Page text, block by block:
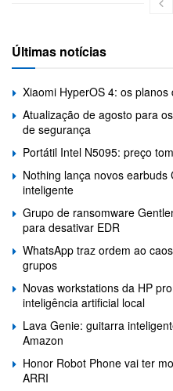
Últimas notícias
Xiaomi HyperOS 4: os
Atualização de agosto para
de segurança
Portátil Intel N5095: preço
Nothing lança novos earbuds
inteligente
Grupo de ransomware
para desativar EDR
WhatsApp traz ordem ao
grupos
Novas workstations da HP
inteligência artificial local
Lava Genie: guitarra
Amazon
Honor Robot Phone vai ter
ARRI